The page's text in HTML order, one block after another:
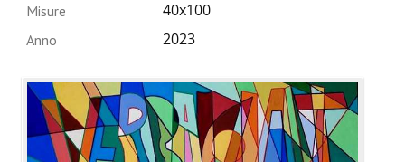
Misure 40x100
Anno 2023